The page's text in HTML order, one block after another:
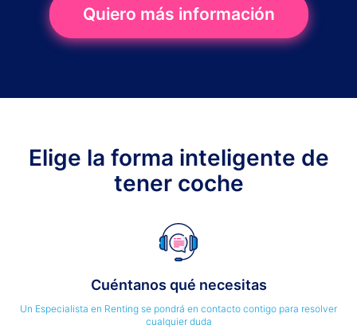
Quiero más información
Elige la forma inteligente de
tener coche
Cuéntanos qué necesitas
Un Especialista en Renting se pondrá en contacto contigo para resolver
cualquier duda